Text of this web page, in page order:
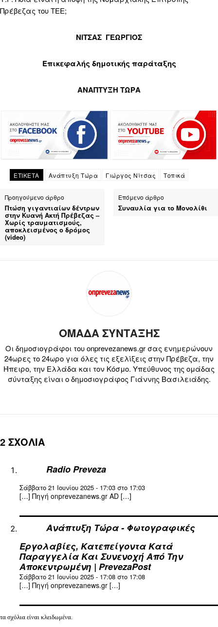
Πρέβεζας του ΤΕΕ;
ΝΙΤΣΑΣ ΓΕΩΡΓΙΟΣ
Επικεφαλής δημοτικής παράταξης
ΑΝΑΠΤΥΞΗ ΤΩΡΑ
ΕΤΙΚΕΤΑ Ανάπτυξη Τώρα Γιώργος Νίτσας Τοπικά
Προηγούμενο άρθρο
Πτώση γιγαντιαίων δέντρων
στην Κυανή Ακτή Πρέβεζας –
Χωρίς τραυματισμούς,
αποκλεισμένος ο δρόμος
(video)
Επόμενο άρθρο
Συναυλία για το Μονολίθι
ΟΜΑΔΑ ΣΥΝΤΑΞΗΣ
Οι δημοσιογράφοι του onprevezanews.gr σας ενημερώνουν
24ωρες το 24ωρο για όλες τις εξελίξεις στην Πρέβεζα, την
Ήπειρο, την Ελλάδα και τον Κόσμο. Υπεύθυνος της ομάδας
σύνταξης είναι ο δημοσιογράφος Γιάννης Βασιλειάδης.
2 ΣΧΟΛΙΑ
Radio Preveza
Σάββατο 21 Ιουνίου 2025 - 17:03 στο 17:03
[…] Πηγή onprevezanews.gr AD […]
Ανάπτυξη Τώρα - Φωτογραφικές
Εργολαβίες, Κατεπείγοντα Κατά
Παραγγελία Και Συνενοχή Από Την
Αποκεντρωμένη | PrevezaPost
Σάββατο 21 Ιουνίου 2025 - 17:08 στο 17:08
[…] Πηγή onprevezanews.gr […]
τα σχόλια είναι κλειδωμένα.